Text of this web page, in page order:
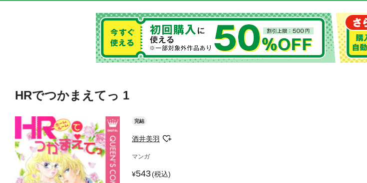
HRでつかまえてっ 1
完結
酒井美羽
マンガ
543(税込)